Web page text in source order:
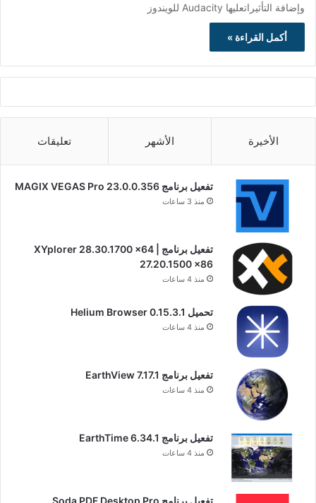
وإضافة التأثيراتعليها Audacity للويندوز
أكمل القراءة »
الأخيرة الأشهر تعليقات
تفعيل برنامج MAGIX VEGAS Pro 23.0.0.356
منذ 3 ساعات
تفعيل برنامج XYplorer 28.30.1700 x64 |
27.20.1500 x86
منذ 4 ساعات
تحميل Helium Browser 0.15.3.1
منذ 4 ساعات
تفعيل برنامج EarthView 7.17.1
منذ 4 ساعات
تفعيل برنامج EarthTime 6.34.1
منذ 4 ساعات
تفعيل برنامج Soda PDF Desktop Pro